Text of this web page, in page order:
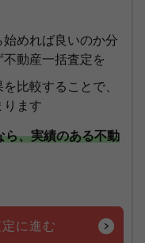
始めれば良いのか分
動産一括査定を
比較することで、
ります
ら、実績のある不動
に進む